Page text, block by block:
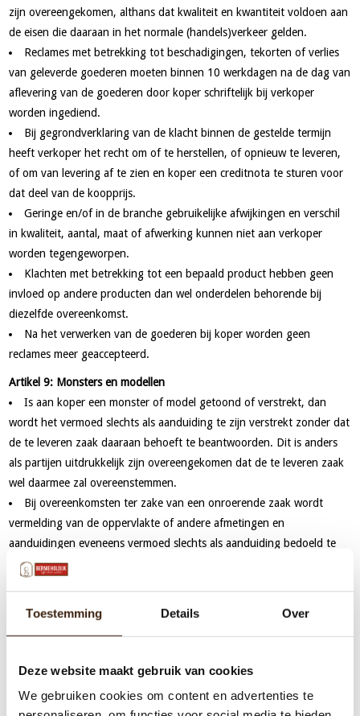
Toestemming Details Over
Deze website maakt gebruik van cookies
We gebruiken cookies om content en advertenties te
zijn overeengekomen, althans dat kwaliteit en kwantiteit voldoen aan
de eisen die daaraan in het normale (handels)verkeer gelden.
Reclames met betrekking tot beschadigingen, tekorten of verlies
van geleverde goederen moeten binnen 10 werkdagen na de dag van
aflevering van de goederen door koper schriftelijk bij verkoper
worden ingediend.
Bij gegrondverklaring van de klacht binnen de gestelde termijn
heeft verkoper het recht om of te herstellen, of opnieuw te leveren,
of om van levering af te zien en koper een creditnota te sturen voor
dat deel van de koopprijs.
Geringe en/of in de branche gebruikelijke afwijkingen en verschil
in kwaliteit, aantal, maat of afwerking kunnen niet aan verkoper
worden tegengeworpen.
Klachten met betrekking tot een bepaald product hebben geen
invloed op andere producten dan wel onderdelen behorende bij
diezelfde overeenkomst.
Na het verwerken van de goederen bij koper worden geen
reclames meer geaccepteerd.
Artikel 9: Monsters en modellen
Is aan koper een monster of model getoond of verstrekt, dan
wordt het vermoed slechts als aanduiding te zijn verstrekt zonder dat
de te leveren zaak daaraan behoeft te beantwoorden. Dit is anders
als partijen uitdrukkelijk zijn overeengekomen dat de te leveren zaak
wel daarmee zal overeenstemmen.
Bij overeenkomsten ter zake van een onroerende zaak wordt
vermelding van de oppervlakte of andere afmetingen en
aanduidingen eveneens vermoed slechts als aanduiding bedoeld te
zijn, zonder dat de te leveren zaak daaraan behoeft te
Artikel 10: Levering
Levering geschiedt af fabriek/winkel/magazijn. Dit houdt in dat
Koper is verplicht de zaken af te nemen op het moment dat
verkoper deze bij hem aflevert of doet afleveren, dan wel op het
moment waarop deze zaken hem volgens de overeenkomst ter